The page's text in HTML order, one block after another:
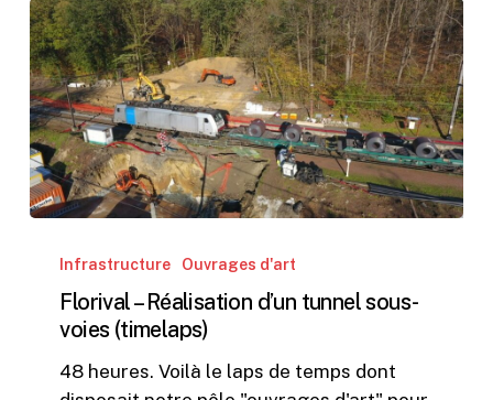
Réalisation
d’un
sous-
Infrastructure Ouvrages d'art
Florival – Réalisation d’un tunnel sous-
voies (timelaps)
48 heures. Voilà le laps de temps dont